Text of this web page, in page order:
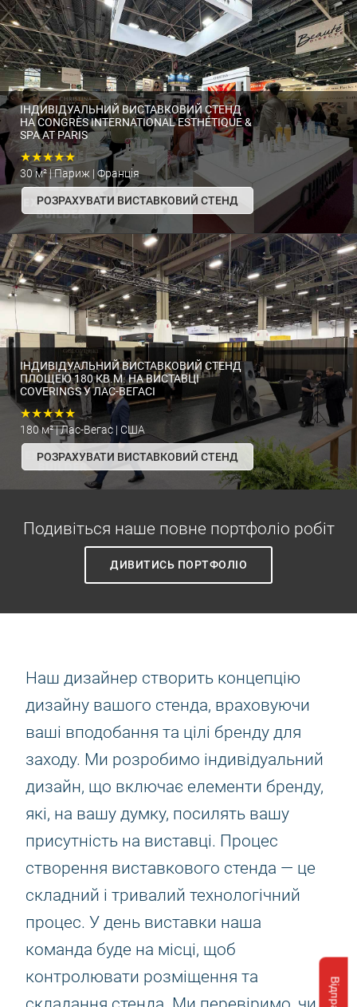
ІНДИВІДУАЛЬНИЙ ВИСТАВКОВИЙ СТЕНД
НА CONGRÈS INTERNATIONAL ESTHÉTIQUE &
SPA AT PARIS
★★★★★
30 м² | Париж | Франція
РОЗРАХУВАТИ ВИСТАВКОВИЙ СТЕНД
ІНДИВІДУАЛЬНИЙ ВИСТАВКОВИЙ СТЕНД
ПЛОЩЕЮ 180 КВ.М. НА ВИСТАВЦІ
COVERINGS У ЛАС-ВЕГАСІ
★★★★★
180 м² | Лас-Вегас | США
РОЗРАХУВАТИ ВИСТАВКОВИЙ СТЕНД
Подивіться наше повне портфоліо робіт
ДИВИТИСЬ ПОРТФОЛІО
Наш дизайнер створить концепцію
дизайну вашого стенда, враховуючи
ваші вподобання та цілі бренду для
заходу. Ми розробимо індивідуальний
дизайн, що включає елементи бренду,
які, на вашу думку, посилять вашу
присутність на виставці. Процес
створення виставкового стенда — це
складний і тривалий технологічний
процес. У день виставки наша
команда буде на місці, щоб
контролювати розміщення та